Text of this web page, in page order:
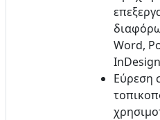
Word,
InDesign
Εύρεση